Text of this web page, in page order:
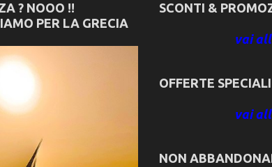
? NOOO !!
PER LA GRECIA
SCONTI &
vai
OFFERTE
vai
NON